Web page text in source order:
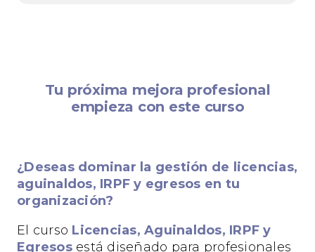
Tu próxima mejora profesional
empieza con este curso
¿Deseas dominar la gestión de licencias,
aguinaldos, IRPF y egresos en tu
organización?
El curso Licencias, Aguinaldos, IRPF y
Egresosestá diseñado para profesionales